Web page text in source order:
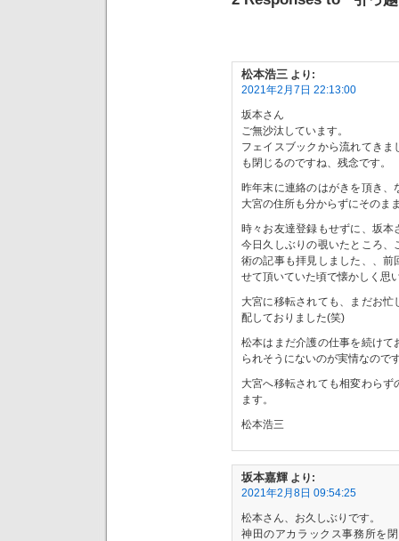
松本浩三 より:
2021年2月7日 22:13:00
坂本さん
ご無沙汰しています。
フェイスブックから流れてき
も閉じるのですね、残念です。
昨年末に連絡のはがきを頂き
大宮の住所も分からずにそのま
時々お友達登録もせずに、坂
今日久しぶりの覗いたところ
術の記事も拝見しました、、
せて頂いていた頃で懐かしく思
大宮に移転されても、まだお
配しておりました(笑)
松本はまだ介護の仕事を続け
られそうにないのが実情なので
大宮へ移転されても相変わら
ます。
松本浩三
坂本嘉輝 より:
2021年2月8日 09:54:25
松本さん、お久しぶりです。
神田のアカラックス事務所を